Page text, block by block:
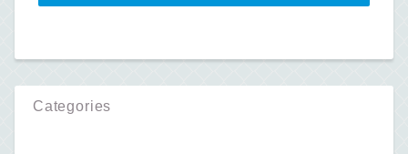
Categories